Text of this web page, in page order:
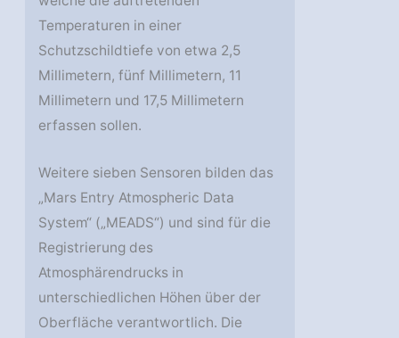
Temperaturen in einer
Schutzschildtiefe von etwa 2,5
Millimetern, fünf Millimetern, 11
Millimetern und 17,5 Millimetern
erfassen sollen.
Weitere sieben Sensoren bilden das
„Mars Entry Atmospheric Data
System“ („MEADS“) und sind für die
Registrierung des
Atmosphärendrucks in
unterschiedlichen Höhen über der
Oberfläche verantwortlich. Die